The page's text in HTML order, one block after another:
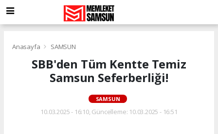
Anasayfa SAMSUN
SBB'den Tüm Kentte Temiz
Samsun Seferberliği!
SAMSUN
10.03.2025 - 16:10, Güncelleme: 10.03.2025 - 16:51